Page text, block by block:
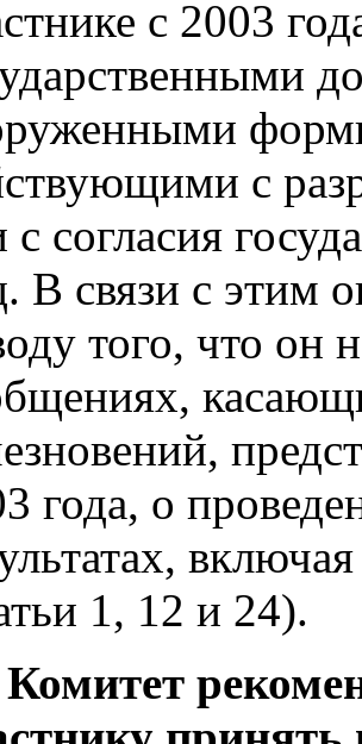
c 2003
с
с согласия
В связи с этим
того, что он
года, о
1, 12 и 24).